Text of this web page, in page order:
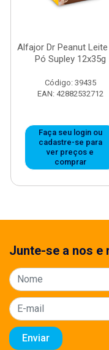
Alfajor Dr Peanut Leite
Pó Supley 12x35g
Código: 39435
EAN: 42882532712
Faça seu login ou
cadastre-se para
ver preços e
comprar
Junte-se a nos e